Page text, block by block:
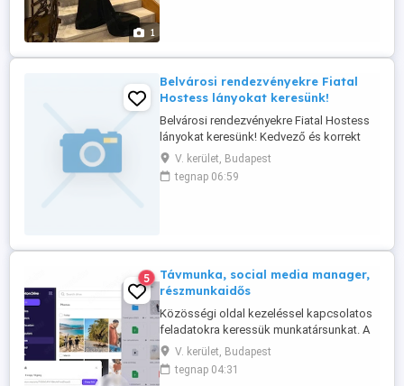
1
Belvárosi rendezvényekre Fiatal
Hostess lányokat keresünk!
Belvárosi rendezvényekre Fiatal Hostess
lányokat keresünk! Kedvező és korrekt
feltételekkel. Azonnali kezdési lehetőség.
Kommunikáció képes angol és magyar
nyelvtudás, ápolt igényes külső - Feltétel!
V. kerület, Budapest
tegnap 06:59
5
Távmunka, social media manager,
részmunkaidős
Közösségi oldal kezeléssel kapcsolatos
feladatokra keressük munkatársunkat. A
munkavégzés helye: távmunka Munkaidő:
heti 5 - 20 óra Fizetés: megállapodás,
szerződés szerint, hetente. Jelentkezés
V. kerület, Budapest
tegnap 04:31